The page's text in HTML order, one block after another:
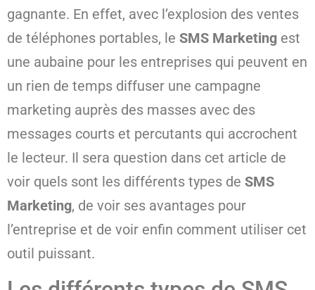
gagnante. En effet, avec l’explosion des ventes
de téléphones portables, le SMS Marketing est
une aubaine pour les entreprises qui peuvent en
un rien de temps diffuser une campagne
marketing auprès des masses avec des
messages courts et percutants qui accrochent
le lecteur. Il sera question dans cet article de
voir quels sont les différents types de SMS
Marketing, de voir ses avantages pour
l’entreprise et de voir enfin comment utiliser cet
outil puissant.